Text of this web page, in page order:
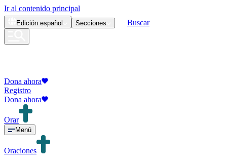
Ir al contenido principal
Edición español Secciones Buscar
Dona ahora
Registro
Dona ahora
Orar
Menú
Oraciones